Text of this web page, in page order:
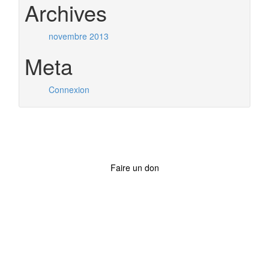
Archives
novembre 2013
Meta
Connexion
Faire un don